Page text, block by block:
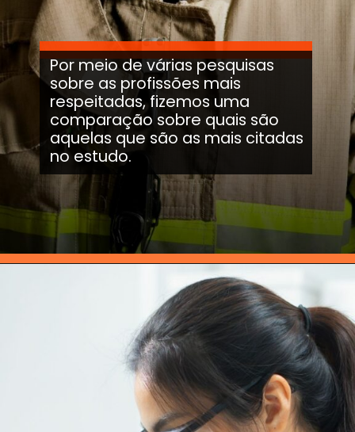
Por meio de várias pesquisas
sobre as profissões mais
respeitadas, fizemos uma
comparação sobre quais são
aquelas que são as mais citadas
no estudo.